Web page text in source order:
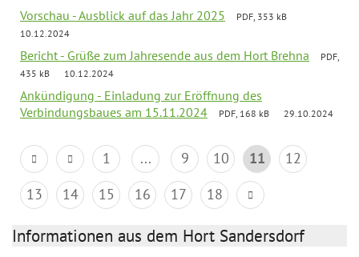
Vorschau - Ausblick auf das Jahr 2025
PDF, 353 kB
10.12.2024
Bericht - Grüße zum Jahresende aus dem Hort Brehna
PDF,
435 kB
10.12.2024
Ankündigung - Einladung zur Eröffnung des
Verbindungsbaues am 15.11.2024
PDF, 168 kB 29.10.2024
1 ... 9 10 11
12
13
14 15 16 17 18
Informationen aus dem Hort Sandersdorf